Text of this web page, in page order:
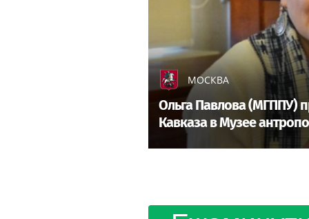
МОСКВА
Ольга Павлова (МГППУ)
Кавказа в Музее